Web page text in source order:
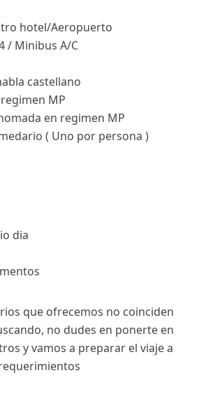
hotel/Aeropuerto
/ Minibus A/C
castellano
MP
en regimen MP
( Uno por persona )
dia
que ofrecemos no coinciden
no dudes en ponerte en
y vamos a preparar el viaje a